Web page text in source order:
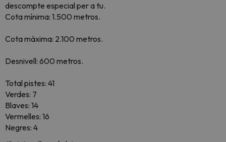
descompte especial per a tu.
Cota mínima: 1.500 metros.
Cota màxima: 2.100 metros.
Desnivell: 600 metros.
Total pistes: 41
Verdes: 7
Blaves: 14
Vermelles: 16
Negres: 4